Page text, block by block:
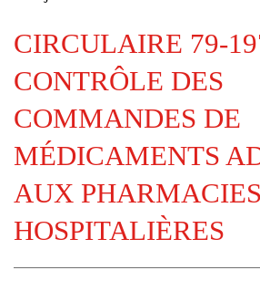
CIRCULAIRE 79-
CONTRÔLE DES
COMMANDES DE
MÉDICAMENTS
AUX PHARMACIES
HOSPITALIÈRES